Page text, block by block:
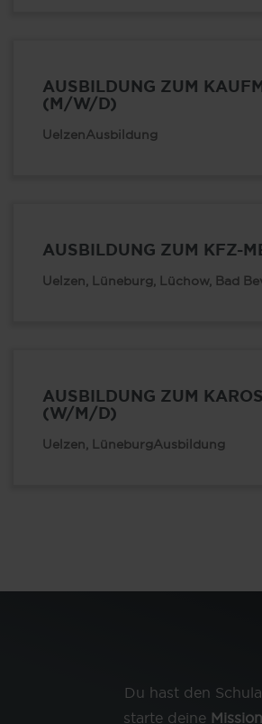
AUSBILDUNG ZUM
(M/W/D)
UelzenAusbildung
AUSBILDUNG ZUM KFZ-
Uelzen, Lüneburg, Lüchow, Bad
AUSBILDUNG ZUM
(W/M/D)
Uelzen, LüneburgAusbildung
Du hast den
starte deine